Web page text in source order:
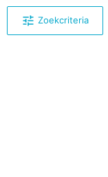
Zoekcriteria